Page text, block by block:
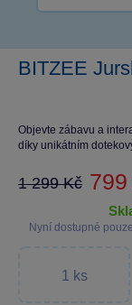
BITZEE
Objevte zábavu a
díky unikátním
1 299 Kč
Nyní dostupné